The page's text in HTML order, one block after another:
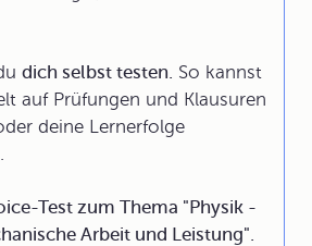
dich selbst testen. So kannst
auf Prüfungen und Klausuren
deine Lernerfolge
Test zum Thema "Physik -
Arbeit und Leistung".